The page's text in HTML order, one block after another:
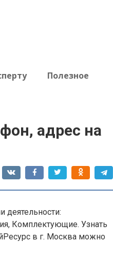
Полезное
адрес на
деятельности:
Комплектующие. Узнать
в г. Москва можно